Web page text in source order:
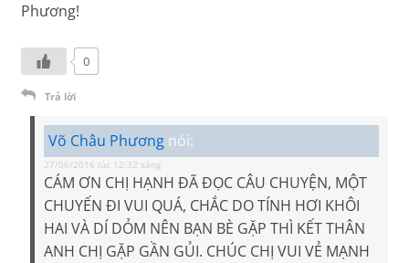
Phương!
0
Trả lời
Võ Châu Phương nói:
27/06/2016 lúc 12:32 sáng
CÁM ƠN CHỊ HẠNH ĐÃ ĐỌC CÂU CHUYỆN, MỘT
CHUYẾN ĐI VUI QUÁ, CHẮC DO TÍNH HƠI KHÔI
HAI VÀ DÍ DỎM NÊN BẠN BÈ GẶP THÌ KẾT THÂN
ANH CHỊ GẶP GẦN GỦI. CHÚC CHỊ VUI VẺ MẠNH